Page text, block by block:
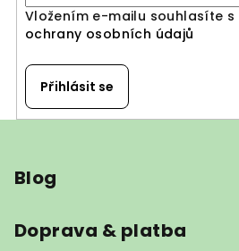
Vložením e-mailu souhlasíte s
ochrany osobních údajů
Přihlásit se
Blog
Doprava & platba